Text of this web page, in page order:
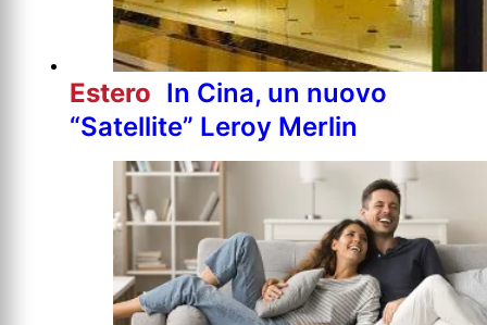
Estero In Cina, un nuovo
“Satellite” Leroy Merlin